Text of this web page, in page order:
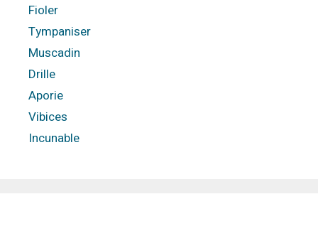
Fioler
Tympaniser
Muscadin
Drille
Aporie
Vibices
Incunable